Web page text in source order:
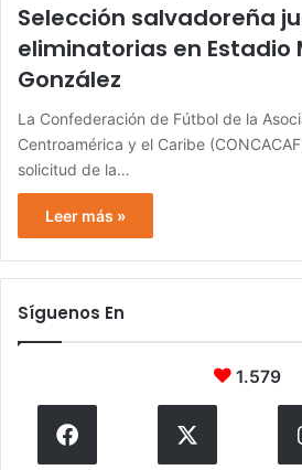
Selección salvadoreña
eliminatorias en Estadio
González
La Confederación de Fútbol de la
Centroamérica y el Caribe
solicitud de la…
Leer más »
Síguenos En
1.579